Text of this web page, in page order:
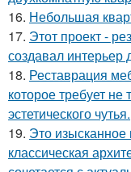
16. Небольшая
17. Этот проект -
создавал интерьер
18. Реставрация
которое требует не
эстетического чутья.
19. Это изысканное
классическая